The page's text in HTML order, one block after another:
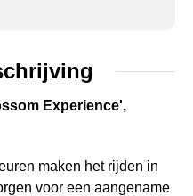
Experience',
maken het rijden in
voor een aangename